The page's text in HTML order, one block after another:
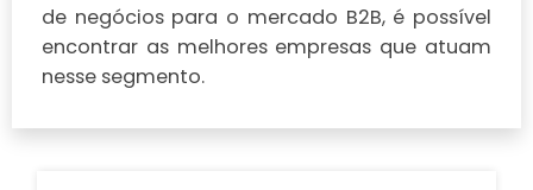
de negócios para o mercado B2B, é possível
encontrar as melhores empresas que atuam
nesse segmento.